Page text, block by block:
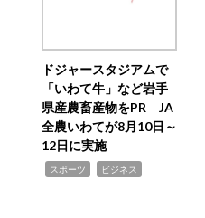
ドジャースタジアムで
「いわて牛」など岩手
県産農畜産物をPR JA
全農いわてが8月10日～
12日に実施
スポーツ ビジネス